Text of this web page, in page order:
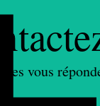
vous